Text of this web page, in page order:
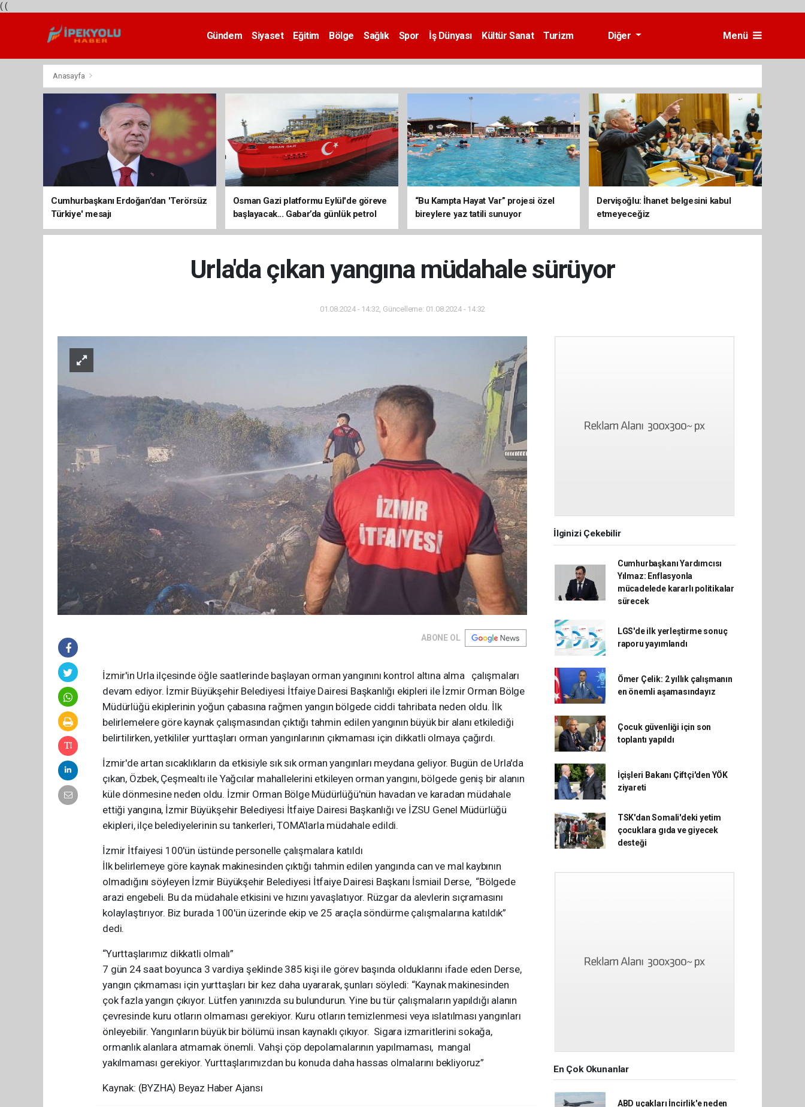
( (
Gündem Siyaset Eğitim Bölge Sağlık Spor İş Dünyası Kültür Sanat
Turizm
Diğer Menü
Anasayfa
Cumhurbaşkanı Erdoğan’dan 'Terörsüz
Türkiye' mesajı
Osman Gazi platformu Eylül'de göreve
başlayacak... Gabar’da günlük petrol
üretimi 83 bin 200 varile ulaştı
“Bu Kampta Hayat Var” projesi özel
bireylere yaz tatili sunuyor
Dervişoğlu: İhanet belgesini kabul
etmeyeceğiz
Urla'da çıkan yangına müdahale sürüyor
01.08.2024 - 14:32, Güncelleme: 01.08.2024 - 14:32
ABONE OL
İzmir'in Urla ilçesinde öğle saatlerinde başlayan orman yangınını kontrol altına alma çalışmaları
devam ediyor. İzmir Büyükşehir Belediyesi İtfaiye Dairesi Başkanlığı ekipleri ile İzmir Orman Bölge
Müdürlüğü ekiplerinin yoğun çabasına rağmen yangın bölgede ciddi tahribata neden oldu. İlk
belirlemelere göre kaynak çalışmasından çıktığı tahmin edilen yangının büyük bir alanı etkilediği
belirtilirken, yetkililer yurttaşları orman yangınlarının çıkmaması için dikkatli olmaya çağırdı.
İzmir'de artan sıcaklıkların da etkisiyle sık sık orman yangınları meydana geliyor. Bugün de Urla'da
çıkan, Özbek, Çeşmealtı ile Yağcılar mahallelerini etkileyen orman yangını, bölgede geniş bir alanın
küle dönmesine neden oldu. İzmir Orman Bölge Müdürlüğü'nün havadan ve karadan müdahale
ettiği yangına, İzmir Büyükşehir Belediyesi İtfaiye Dairesi Başkanlığı ve İZSU Genel Müdürlüğü
ekipleri, ilçe belediyelerinin su tankerleri, TOMA'larla müdahale edildi.
İzmir İtfaiyesi 100'ün üstünde personelle çalışmalara katıldı
İlk belirlemeye göre kaynak makinesinden çıktığı tahmin edilen yangında can ve mal kaybının
olmadığını söyleyen İzmir Büyükşehir Belediyesi İtfaiye Dairesi Başkanı İsmiail Derse, “Bölgede
arazi engebeli. Bu da müdahale etkisini ve hızını yavaşlatıyor. Rüzgar da alevlerin sıçramasını
kolaylaştırıyor. Biz burada 100'ün üzerinde ekip ve 25 araçla söndürme çalışmalarına katıldık”
dedi.
“Yurttaşlarımız dikkatli olmalı”
7 gün 24 saat boyunca 3 vardiya şeklinde 385 kişi ile görev başında olduklarını ifade eden Derse,
yangın çıkmaması için yurttaşları bir kez daha uyararak, şunları söyledi: “Kaynak makinesinden
çok fazla yangın çıkıyor. Lütfen yanınızda su bulundurun. Yine bu tür çalışmaların yapıldığı alanın
çevresinde kuru otların olmaması gerekiyor. Kuru otların temizlenmesi veya ıslatılması yangınları
önleyebilir. Yangınların büyük bir bölümü insan kaynaklı çıkıyor. Sigara izmaritlerini sokağa,
ormanlık alanlara atmamak önemli. Vahşi çöp depolamalarının yapılmaması, mangal
yakılmaması gerekiyor. Yurttaşlarımızdan bu konuda daha hassas olmalarını bekliyoruz”
Kaynak: (BYZHA) Beyaz Haber Ajansı
İlginizi Çekebilir
Cumhurbaşkanı Yardımcısı
Yılmaz: Enflasyonla
mücadelede kararlı politikalar
sürecek
LGS'de ilk yerleştirme sonuç
raporu yayımlandı
Ömer Çelik: 2 yıllık çalışmanın
en önemli aşamasındayız
Çocuk güvenliği için son
toplantı yapıldı
İçişleri Bakanı Çiftçi'den YÖK
ziyareti
TSK'dan Somali'deki yetim
çocuklara gıda ve giyecek
desteği
En Çok Okunanlar
ABD uçakları İncirlik'e neden